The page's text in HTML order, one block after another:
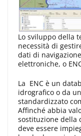
Lo sviluppo della
necessità di
dati di
elettroniche, o
La ENC è un
idrografico o da
standardizzato
Affinché abbia
sostituzione della
deve essere